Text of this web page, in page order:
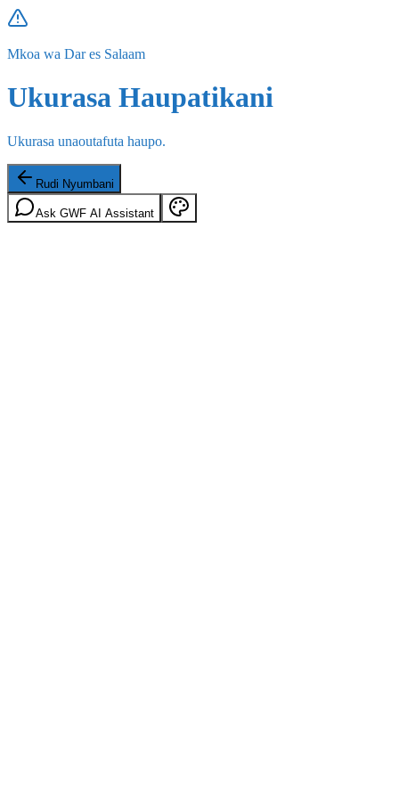
Mkoa wa Dar es Salaam
Ukurasa Haupatikani
Ukurasa unaoutafuta haupo.
Rudi Nyumbani
Ask GWF AI Assistant